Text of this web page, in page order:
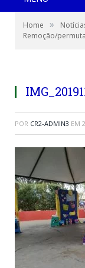
Home »
Remoção/
POR CR2-ADMIN3 EM